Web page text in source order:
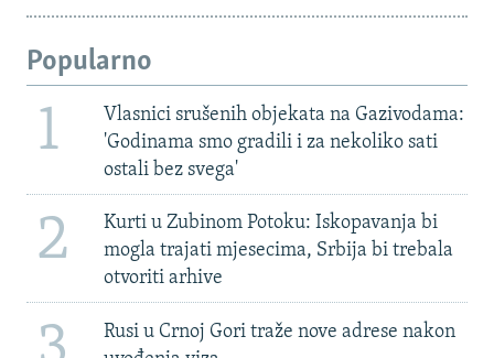
Popularno
1
Vlasnici srušenih objekata na Gazivodama:
'Godinama smo gradili i za nekoliko sati
ostali bez svega'
2
Kurti u Zubinom Potoku: Iskopavanja bi
mogla trajati mjesecima, Srbija bi trebala
otvoriti arhive
Rusi u Crnoj Gori traže nove adrese nakon